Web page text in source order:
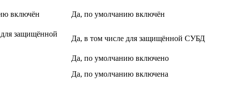
включён Да, по умолчанию включён
защищённой
Да, в том числе для защищённой СУБД
Да, по умолчанию включено
Да, по умолчанию включена